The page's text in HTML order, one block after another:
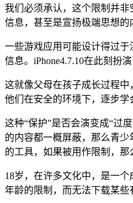
我们必须承认，这个限制并
信息，甚至是宣扬极端思想的
一些游戏应用可能设计得过
信息。iPhone4.7.10在此刻扮
这就像父母在孩子成长过程中
他们在安全的环境下，逐步学
这种“保护”是否会演变成“过
的内容都一概屏蔽，那么青
的工具，如果被用作限制，那
18岁，在许多文化中，是一
年龄的限制，而无法下载某些